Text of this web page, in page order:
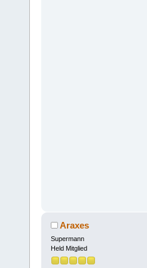
Araxes
Supermann
Held Mitglied